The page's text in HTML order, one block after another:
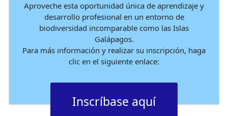
Aproveche esta oportunidad única de aprendizaje y
desarrollo profesional en un entorno de
biodiversidad incomparable como las Islas
Galápagos.
Para más información y realizar su inscripción, haga
clic en el siguiente enlace:
Inscríbase aquí